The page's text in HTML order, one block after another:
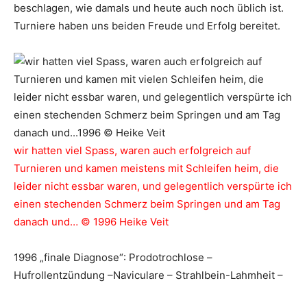
beschlagen, wie damals und heute auch noch üblich ist.
Turniere haben uns beiden Freude und Erfolg bereitet.
wir hatten viel Spass, waren auch erfolgreich auf
Turnieren und kamen meistens mit Schleifen heim, die
leider nicht essbar waren, und gelegentlich verspürte ich
einen stechenden Schmerz beim Springen und am Tag
danach und… © 1996 Heike Veit
1996 „finale Diagnose“: Prodotrochlose –
Hufrollentzündung –Naviculare – Strahlbein-Lahmheit –